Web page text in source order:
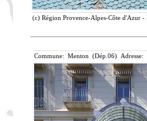
(c) Région Provence-Alpes-Côte d'Azur
Commune: Menton (Dép.06) Adresse: